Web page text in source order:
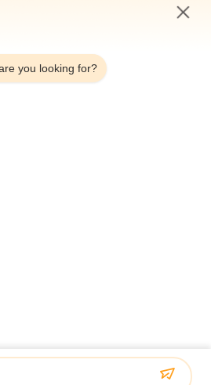
Quan Nhà Máy
Soát Chất Lượng
Creative Technology Co., Ltd.. All Rights
you looking for?